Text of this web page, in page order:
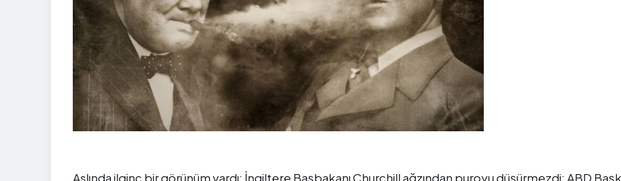
Aslında ilginç bir görünüm vardı: İngiltere Başbakanı Churchill ağzından puroyu düşürmezdi; ABD